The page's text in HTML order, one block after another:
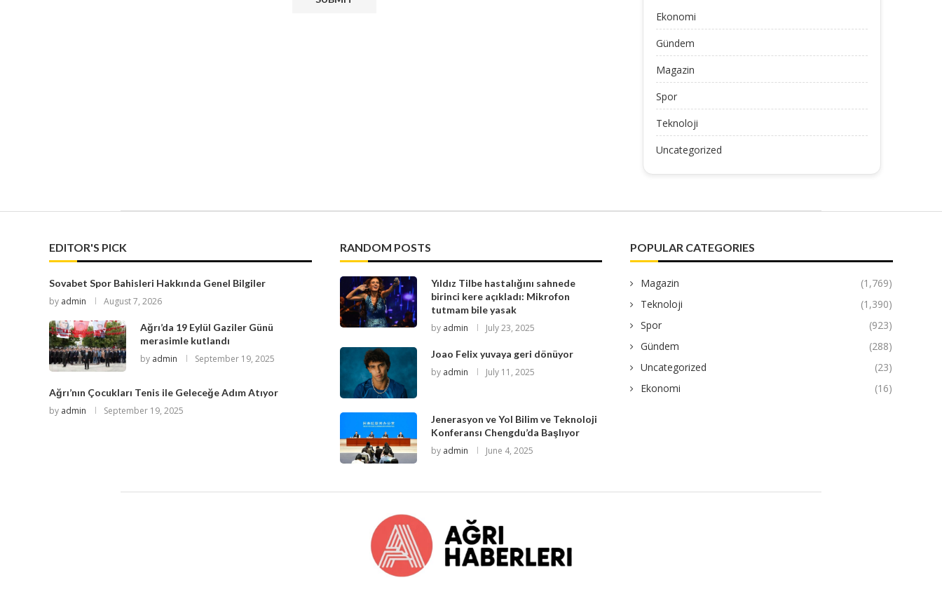
Ekonomi
Gündem
Magazin
Spor
Teknoloji
Uncategorized
EDITOR'S PICK
Sovabet Spor Bahisleri Hakkında Genel Bilgiler
by admin August 7, 2026
Ağrı’da 19 Eylül Gaziler Günü
merasimle kutlandı
by admin September 19, 2025
Ağrı’nın Çocukları Tenis ile Geleceğe Adım Atıyor
by admin September 19, 2025
RANDOM POSTS
Yıldız Tilbe hastalığını sahnede
birinci kere açıkladı: Mikrofon
tutmam bile yasak
by admin July 23, 2025
Joao Felix yuvaya geri dönüyor
by admin July 11, 2025
Jenerasyon ve Yol Bilim ve Teknoloji
Konferansı Chengdu’da Başlıyor
by admin June 4, 2025
POPULAR CATEGORIES
Magazin
(1,769)
Teknoloji
(1,390)
Spor
(923)
Gündem
(288)
Uncategorized
(23)
Ekonomi
(16)